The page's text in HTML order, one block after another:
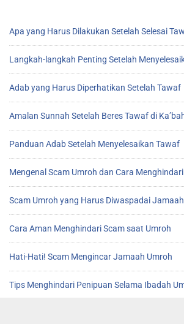
Apa yang Harus Dilakukan Setelah Selesai
Langkah-langkah Penting Setelah
Adab yang Harus Diperhatikan Setelah Tawaf
Amalan Sunnah Setelah Beres Tawaf di
Panduan Adab Setelah Menyelesaikan Tawaf
Mengenal Scam Umroh dan Cara
Scam Umroh yang Harus Diwaspadai Jamaah
Cara Aman Menghindari Scam saat Umroh
Hati-Hati! Scam Mengincar Jamaah Umroh
Tips Menghindari Penipuan Selama Ibadah